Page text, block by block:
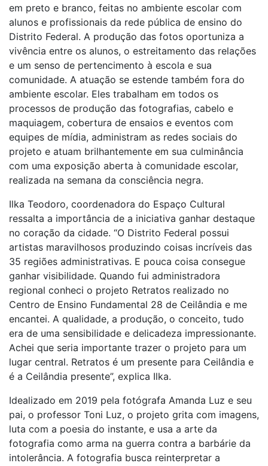
em preto e branco, feitas no ambiente escolar com
alunos e profissionais da rede pública de ensino do
Distrito Federal. A produção das fotos oportuniza a
vivência entre os alunos, o estreitamento das relações
e um senso de pertencimento à escola e sua
comunidade. A atuação se estende também fora do
ambiente escolar. Eles trabalham em todos os
processos de produção das fotografias, cabelo e
maquiagem, cobertura de ensaios e eventos com
equipes de mídia, administram as redes sociais do
projeto e atuam brilhantemente em sua culminância
com uma exposição aberta à comunidade escolar,
realizada na semana da consciência negra.
Ilka Teodoro, coordenadora do Espaço Cultural
ressalta a importância de a iniciativa ganhar destaque
no coração da cidade. “O Distrito Federal possui
artistas maravilhosos produzindo coisas incríveis das
35 regiões administrativas. E pouca coisa consegue
ganhar visibilidade. Quando fui administradora
regional conheci o projeto Retratos realizado no
Centro de Ensino Fundamental 28 de Ceilândia e me
encantei. A qualidade, a produção, o conceito, tudo
era de uma sensibilidade e delicadeza impressionante.
Achei que seria importante trazer o projeto para um
lugar central. Retratos é um presente para Ceilândia e
é a Ceilândia presente”, explica Ilka.
Idealizado em 2019 pela fotógrafa Amanda Luz e seu
pai, o professor Toni Luz, o projeto grita com imagens,
luta com a poesia do instante, e usa a arte da
fotografia como arma na guerra contra a barbárie da
intolerância. A fotografia busca reinterpretar a